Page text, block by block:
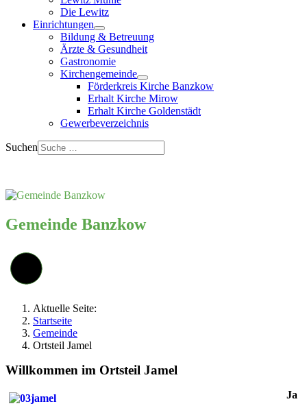
Die Lewitz
Einrichtungen
Bildung & Betreuung
Ärzte & Gesundheit
Gastronomie
Kirchengemeinde
Förderkreis Kirche Banzkow
Erhalt Kirche Mirow
Erhalt Kirche Goldenstädt
Gewerbeverzeichnis
Suchen
Gemeinde Banzkow
Aktuelle Seite:
Startseite
Gemeinde
Ortsteil Jamel
Willkommen im Ortsteil Jamel
Ja